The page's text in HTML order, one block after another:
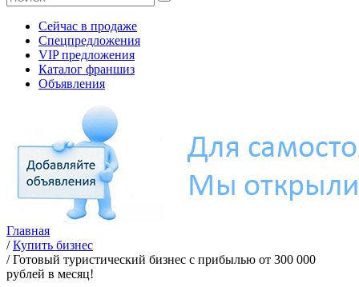
Сейчас в продаже
Спецпредложения
VIP предложения
Каталог франшиз
Объявления
Главная
/Купить бизнес
/Готовый туристический бизнес с прибылью от 300 000
рублей в месяц!